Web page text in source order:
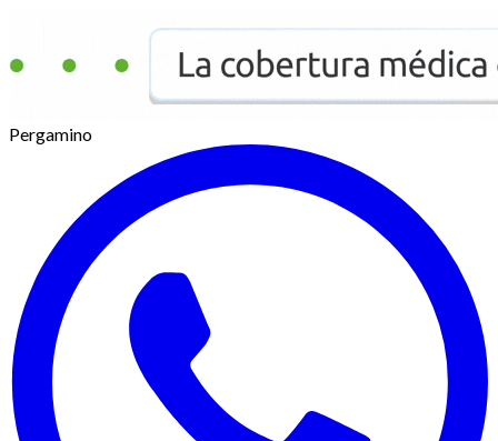
Pergamino